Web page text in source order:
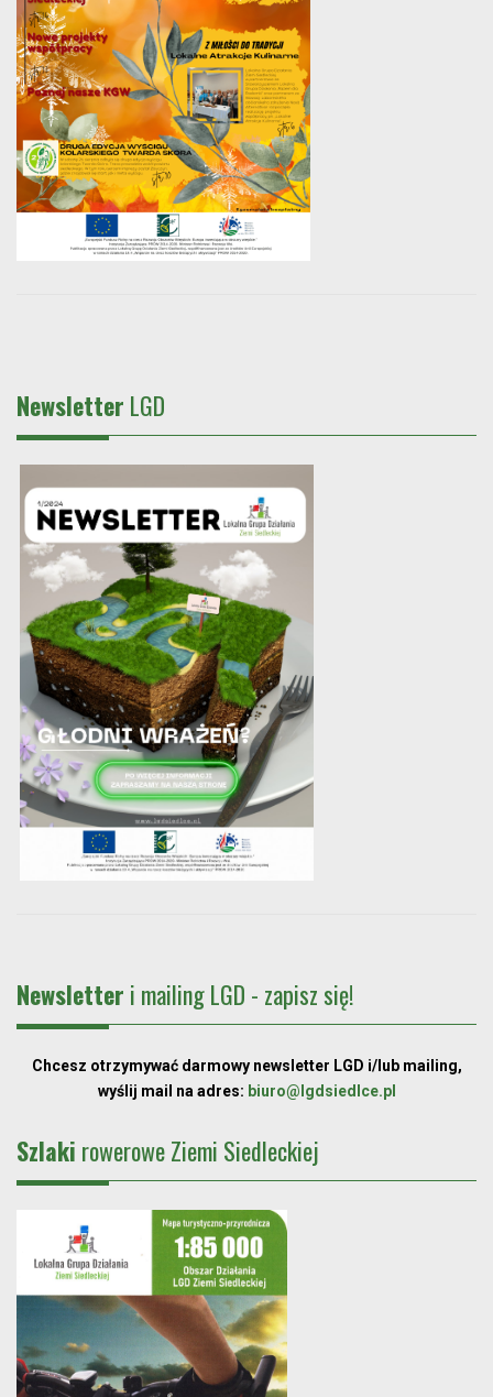
Newsletter LGD
Newsletter i mailing LGD - zapisz się!
Chcesz otrzymywać darmowy newsletter LGD i/lub mailing,
wyślij mail na adres: biuro@lgdsiedlce.pl
Szlaki rowerowe Ziemi Siedleckiej